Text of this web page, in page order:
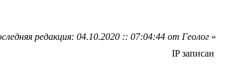
редакция: 04.10.2020 :: 07:04:44 от Геолог »
IP записан